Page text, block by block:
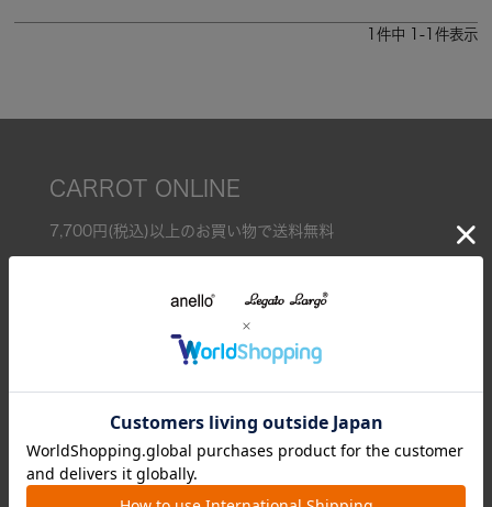
件中 -1 件表示
CARROT ONLINE
7,700円(税込)以上のお買い物で送料無料
リュック/バックパック
トートバッグ
クロスボディ
ボストンバッグ
新商品一覧
ニュース・メディア掲載
ロングセラー